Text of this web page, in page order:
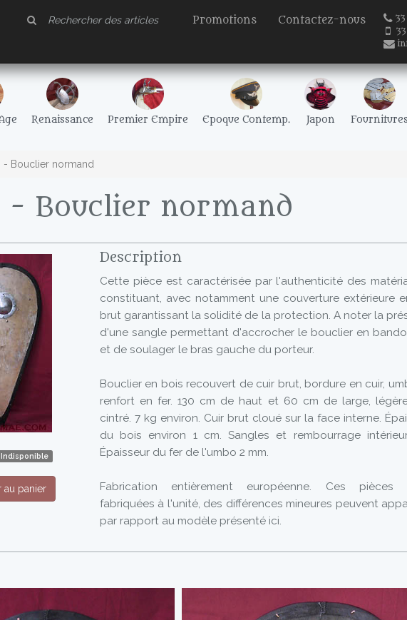
Promotions Contactez-nous
Renaissance Premier Empire Epoque Contemp. Japon Fournitures
- Bouclier normand
- Bouclier normand
Indisponible
panier
Description
Cette pièce est caractérisée par l'authenticité des
constituant, avec notamment une couverture extérieure
brut garantissant la solidité de la protection. A noter la
d'une sangle permettant d'accrocher le bouclier en
et de soulager le bras gauche du porteur.
Bouclier en bois recouvert de cuir brut, bordure en cuir,
renfort en fer. 130 cm de haut et 60 cm de large,
cintré. 7 kg environ. Cuir brut cloué sur la face interne.
du bois environ 1 cm. Sangles et rembourrage
Épaisseur du fer de l'umbo 2 mm.
Fabrication entièrement européenne. Ces pièces
fabriquées à l'unité, des différences mineures peuvent
par rapport au modèle présenté ici.